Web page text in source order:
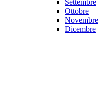
Settembre
Ottobre
Novembre
Dicembre